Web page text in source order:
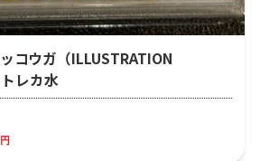
コウガ（ILLUSTRATION
レカ水
円